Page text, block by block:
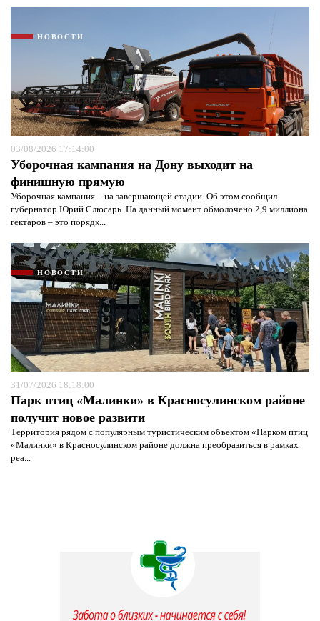
НОВОСТИ
03/08/2026 17:14:00
Уборочная кампания на Дону выходит на
финишную прямую
Уборочная кампания – на завершающей стадии. Об этом сообщил
губернатор Юрий Слюсарь. На данный момент обмолочено 2,9 миллиона
гектаров – это порядк...
НОВОСТИ
31/07/2026 18:18:00
Парк птиц «Малинки» в Красносулинском районе
получит новое развити
Территория рядом с популярным туристическим объектом «Парком птиц
«Малинки» в Красносулинском районе должна преобразиться в рамках
реа...